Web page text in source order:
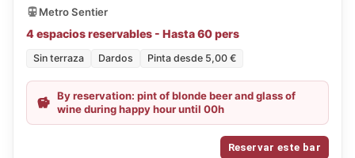
Metro Sentier
4 espacios reservables - Hasta 60 pers
Sin terraza Dardos Pinta desde 5,00 €
By reservation: pint of blonde beer and glass of
wine during happy hour until 00h
Reservar este bar